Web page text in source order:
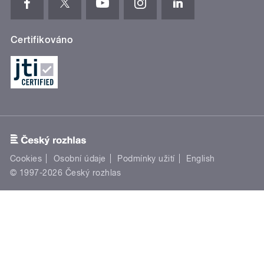
Certifikováno
Cookies Osobní údaje Podmínky užití
English
© 1997-2026 Český rozhlas